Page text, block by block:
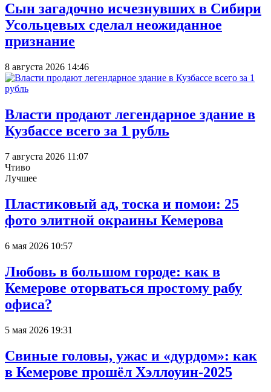
Сын загадочно исчезнувших в Сибири
Усольцевых сделал неожиданное
признание
8 августа 2026 14:46
Власти продают легендарное здание в
Кузбассе всего за 1 рубль
7 августа 2026 11:07
Чтиво
Лучшее
Пластиковый ад, тоска и помои: 25
фото элитной окраины Кемерова
6 мая 2026 10:57
Любовь в большом городе: как в
Кемерове оторваться простому рабу
офиса?
5 мая 2026 19:31
Свиные головы, ужас и «дурдом»: как
в Кемерове прошёл Хэллоуин-2025